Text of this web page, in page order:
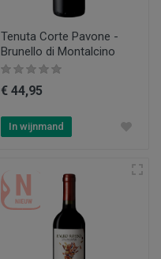
Tenuta Corte Pavone -
Brunello di Montalcino
€ 44,95
In wijnmand